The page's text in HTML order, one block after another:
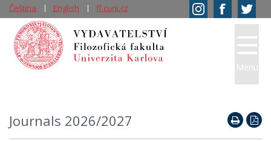
Journals 2026/2027
Menu
Čeština English ff.cuni.cz